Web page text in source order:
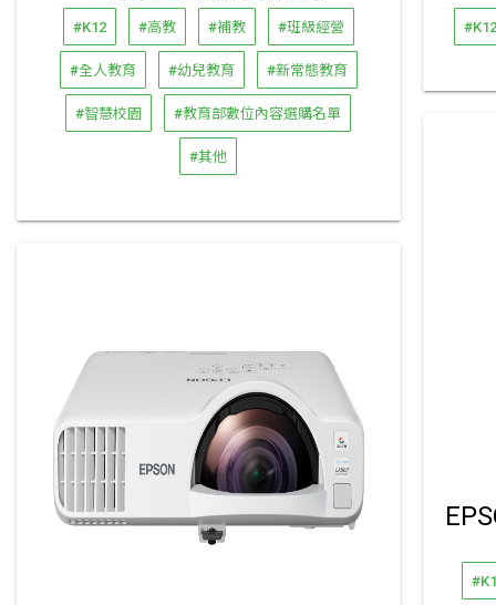
#K12 #高教 #補教 #班級經營
#全人教育 #幼兒教育 #新常態教育
#智慧校園 #教育部數位內容選購名單
#其他